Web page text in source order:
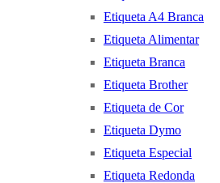
Etiqueta A4 Branca
Etiqueta Alimentar
Etiqueta Branca
Etiqueta Brother
Etiqueta de Cor
Etiqueta Dymo
Etiqueta Especial
Etiqueta Redonda